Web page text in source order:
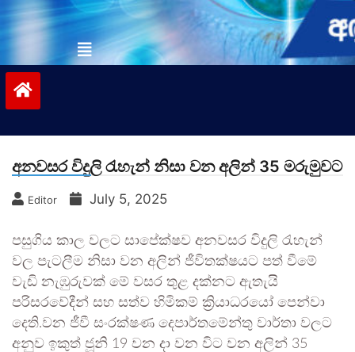
අනවසර විදුලි රැහැන් නිසා වන අලින් 35 මරුමුවට
Editor July 5, 2025
පසුගිය කාල වලට සාපේක්ෂව අනවසර විදුලි රැහැන්
වල පැටලීම නිසා වන අලින් ජීවිතක්ෂයට පත් වීමේ
වැඩි නැඹුරුවක් මේ වසර තුළ දක්නට ඇතැයි
පරිසරවේදීන් සහ සත්ව හිමිකම් ක්‍රියාධරයෝ පෙන්වා
දෙති.වන ජීවී සංරක්ෂණ දෙපාර්තමේන්තු වාර්තා වලට
අනුව ඉකුත් ජූනි 19 වන දා වන විට වන අලින් 35